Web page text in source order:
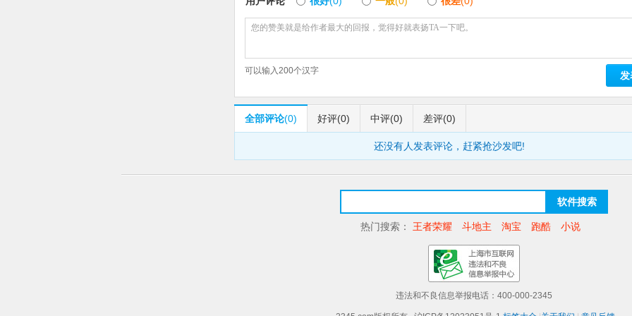
可以输入200个汉字
全部评论(0) 好评(0) 中评(0) 差评(0)
还没有人发表评论，赶紧抢沙发吧!
软件搜索
热门搜索： 王者荣耀 斗地主 淘宝 跑酷 小说
违法和不良信息举报电话：400-000-2345